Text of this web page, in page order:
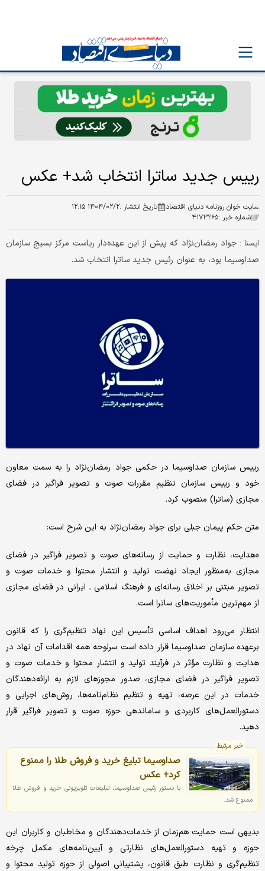
رییس جدید ساترا انتخاب شد+ عکس
سایت خوان روزنامه دنیای اقتصاد تاریخ انتشار :۱۴۰۴/۰۲/۲ ۱۲:۱۵
شماره خبر :۴۱۷۳۲۶۵
ایسنا :جواد رمضان‌نژاد که پیش‌ از این عهده‌دار ریاست مرکز بسیج سازمان
صداوسیما بود، به عنوان رئیس جدید ساترا انتخاب شد.
رییس سازمان صداوسیما در حکمی جواد رمضان‌نژاد را به سمت معاون
خود و رییس سازمان تنظیم مقررات صوت و تصویر فراگیر در فضای
مجازی (ساترا) منصوب کرد.
متن حکم پیمان جبلی برای جواد رمضان‌نژاد به این شرح است:
«هدایت، نظارت و حمایت از رسانه‌‌های صوت و تصویر فراگیر در فضای
مجازی به‌منظور ایجاد نهضت تولید و انتشار محتوا و خدمات صوت و
تصویر مبتنی بر اخلاق رسانه‌‌ای و فرهنگ اسلامی ـ ایرانی در فضای مجازی
از مهم‌‌ترین مأموریت‌‌های ساترا است.
انتظار می‌‌رود اهداف اساسی تأسیس این نهاد تنظیم‌‌گری را که قانون
برعهده سازمان صداوسیما قرار داده است سرلوحه همه اقدامات آن نهاد در
هدایت و نظارت مؤثر در فرآیند تولید و انتشار محتوا و خدمات صوت و
تصویر فراگیر در فضای مجازی، صدور مجوزهای لازم به ارائه‌دهندگان
خدمات در این عرصه، تهیه و تنظیم نظام‌‌نامه‌‌ها، روش‌‌های اجرایی و
دستورالعمل‌‌های کاربردی و ساماندهی حوزه صوت و تصویر فراگیر قرار
دهید.
خبر مرتبط
صداوسیما تبلیغ خرید و فروش طلا را ممنوع
کرد+ عکس
با دستور رئیس صداوسیما، تبلیغات تلویزیونی خرید و فروش طلا
ممنوع شد.
بدیهی است حمایت هم‌‌زمان از خدمات‌دهندگان و مخاطبان و کاربران این
حوزه و تهیه دستورالعمل‌‌های نظارتی و آیین‌‌نامه‌‌های مکمل چرخه
تنظیم‌‌گری و نظارت طبق قانون، پشتیبانی اصولی از حوزه تولید محتوا و